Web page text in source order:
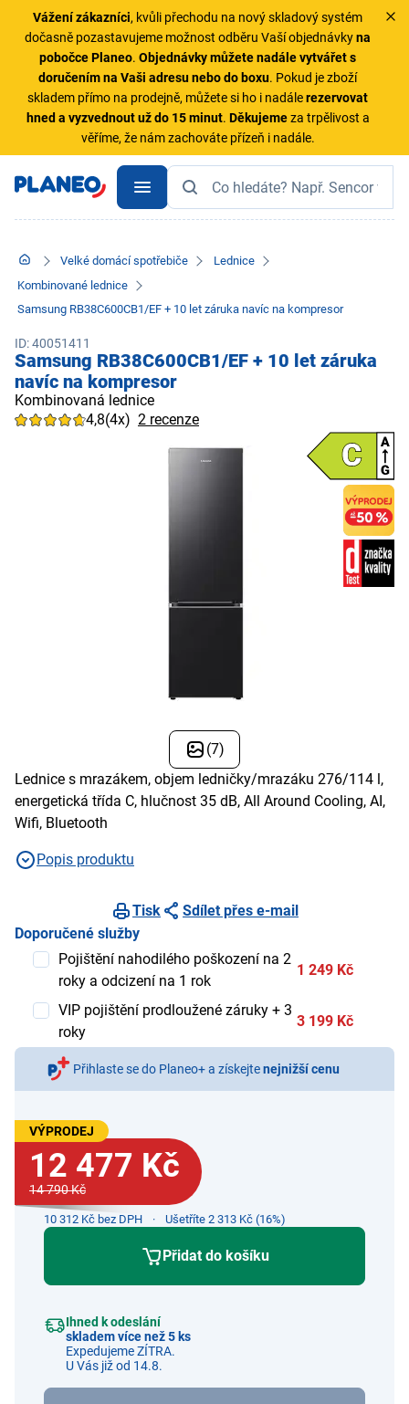
Vážení zákazníci, kvůli přechodu na nový skladový systém
dočasně pozastavujeme možnost odběru Vaší objednávkyna
pobočce Planeo.Objednávky můžete nadále vytvářet s
doručením na Vaši adresu nebo do boxu. Pokud je zboží
skladem přímo na prodejně, můžete si ho i nadálerezervovat
hned a vyzvednout už do 15 minut. Děkujemeza trpělivost a
věříme, že nám zachováte přízeň i nadále.
Velké domácí spotřebiče
Lednice
Kombinované lednice
Samsung RB38C600CB1/EF + 10 let záruka navíc na kompresor
ID: 40051411
Samsung RB38C600CB1/EF + 10 let záruka
navíc na kompresor
Kombinovaná lednice
4,8(4x) 2 recenze
(7)
Lednice s mrazákem, objem ledničky/mrazáku 276/114 l,
energetická třída C, hlučnost 35 dB, All Around Cooling, AI,
Wifi, Bluetooth
Popis produktu
Tisk
Sdílet přes e-mail
Doporučené služby
Pojištění nahodilého poškození na 2
roky a odcizení na 1 rok
1 249 Kč
VIP pojištění prodloužené záruky + 3
roky
3 199 Kč
Přihlaste se do Planeo+ a získejtenejnižší cenu
VÝPRODEJ
12 477 Kč
14 790 Kč
10 312 Kč bez DPH Ušetříte 2 313 Kč (16%)
Přidat do košíku
Ihned k odeslání
skladem více než 5 ks
Expedujeme ZÍTRA.
U Vás již od 14.8.